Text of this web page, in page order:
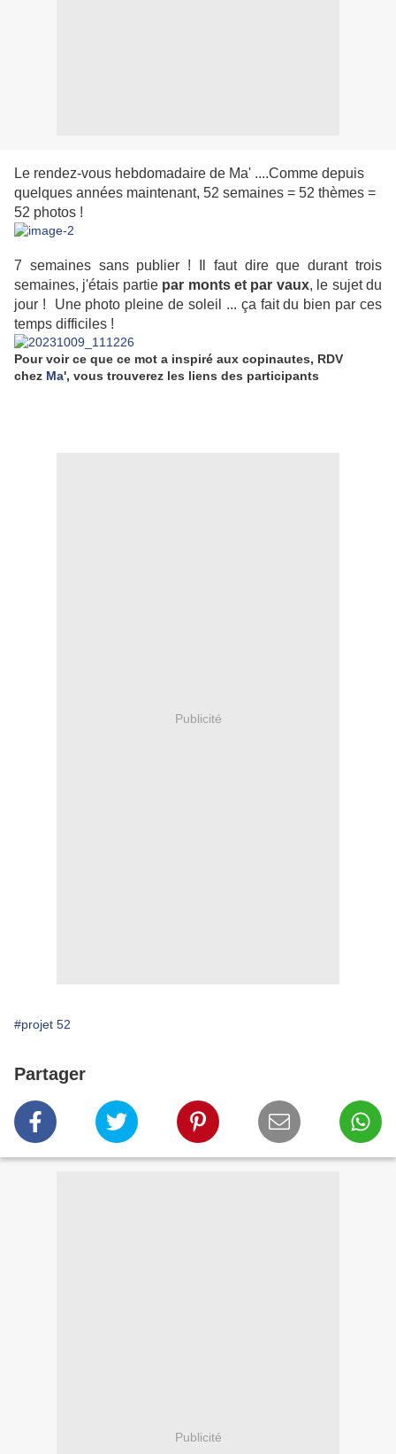
Le rendez-vous hebdomadaire de Ma' ....Comme depuis
quelques années maintenant, 52 semaines = 52 thèmes =
52 photos !
7 semaines sans publier ! Il faut dire que durant trois
semaines, j'étais partie par monts et par vaux, le sujet du
jour ! Une photo pleine de soleil ... ça fait du bien par ces
temps difficiles !
Pour voir ce que ce mot a inspiré aux copinautes, RDV
chez Ma', vous trouverez les liens des participants
Publicité
#projet 52
Partager
Publicité